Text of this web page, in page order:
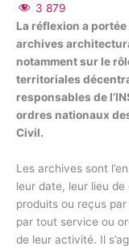
3 879
La réflexion a
archives
notamment sur le
territoriales
responsables de
ordres nationaux
Civil.
Les archives sont
leur date, leur lieu
produits ou reçus
par tout service ou
de leur activité. Il